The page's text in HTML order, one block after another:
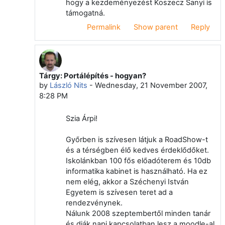
hogy a kezdeményezést Koszecz Sanyi is
támogatná.
Permalink
Show parent Reply
In reply to Árpád Bánhidi
Tárgy: Portálépítés - hogyan?
by László Nits - Wednesday, 21 November 2007,
8:28 PM
Szia Árpi!
Győrben is szívesen látjuk a RoadShow-t
és a térségben élő kedves érdeklődőket.
Iskolánkban 100 fős előadóterem és 10db
informatika kabinet is használható. Ha ez
nem elég, akkor a Széchenyi István
Egyetem is szívesen teret ad a
rendezvénynek.
Nálunk 2008 szeptembertől minden tanár